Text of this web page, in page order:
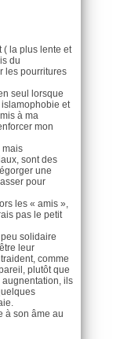
( la plus lente et
du
les pourritures
seul lorsque
et
à ma
mon
mais
sont des
une
pour
les « amis »,
pas le petit
solidaire
leur
comme
plutôt que
augnentation, ils
à son âme au